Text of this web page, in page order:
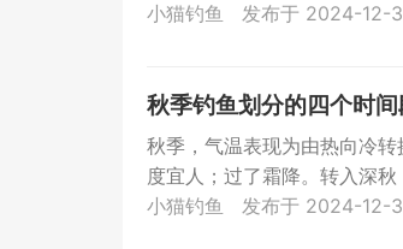
小猫钓鱼
发布于 2024-12-
秋季钓鱼划分的四个时
秋季，气温表现为由热向冷
度宜人；过了霜降。转入深
小猫钓鱼
发布于 2024-12-